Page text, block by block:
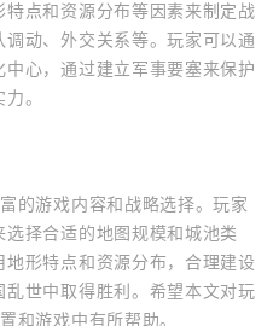
点和资源分布等因素来制定战
动、外交关系等。玩家可以通
心，通过建立军事要塞来保护
。
的游戏内容和战略选择。玩家
择合适的地图规模和城池类
形特点和资源分布，合理建设
世中取得胜利。希望本文对玩
和游戏中有所帮助。